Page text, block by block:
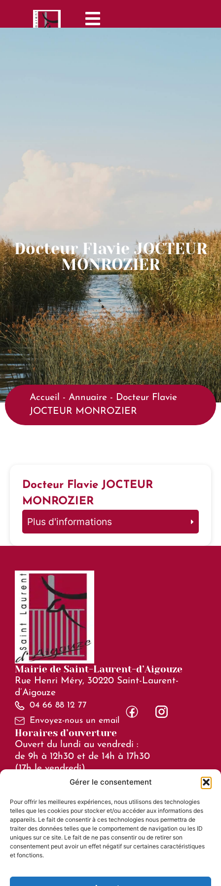
Gérer le consentement
Pour offrir les meilleures expériences, nous utilisons des technologies
telles que les cookies pour stocker et/ou accéder aux informations des
appareils. Le fait de consentir à ces technologies nous permettra de
traiter des données telles que le comportement de navigation ou les ID
uniques sur ce site. Le fait de ne pas consentir ou de retirer son
consentement peut avoir un effet négatif sur certaines caractéristiques
et fonctions.
Docteur Flavie JOCTEUR
MONROZIER
Accueil - Annuaire - Docteur Flavie
JOCTEUR MONROZIER
Docteur Flavie JOCTEUR
MONROZIER
Plus d'informations
Mairie de Saint-Laurent-d’Aigouze
Rue Henri Méry, 30220 Saint-Laurent-
d’Aigouze
04 66 88 12 77
Envoyez-nous un email
Horaires d’ouverture
Ouvert du lundi au vendredi :
de 9h à 12h30 et de 14h à 17h30
(17h le vendredi)
de 8h à 15h
Liens utiles
Mentions légales
Accessibilité